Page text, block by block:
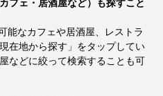
フェ・居酒屋など）も探すこと
能なカフェや居酒屋、レストラ
在地から探す」をタップしてい
などに絞って検索することも可